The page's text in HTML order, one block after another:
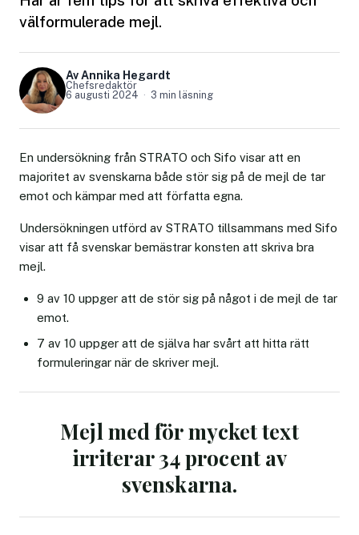
välformulerade mejl.
Av Annika Hegardt
Chefsredaktör
6 augusti 2024
3 min läsning
En undersökning från STRATO och Sifo visar att en
majoritet av svenskarna både stör sig på de mejl de tar
emot och kämpar med att författa egna.
Undersökningen utförd av STRATO tillsammans med Sifo
visar att få svenskar bemästrar konsten att skriva bra
mejl.
9 av 10 uppger att de stör sig på något i de mejl de tar
emot.
7 av 10 uppger att de själva har svårt att hitta rätt
formuleringar när de skriver mejl.
Mejl med för mycket text
irriterar 34 procent av
svenskarna.